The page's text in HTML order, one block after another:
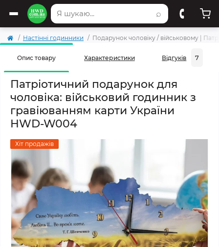
⌕
Настінні годинники Подарунок чоловіку / військовому |
Опис товару Характеристики Відгуків 7
Патріотичний подарунок для
чоловіка: військовий годинник з
гравіюванням карти України
HWD-W004
Хіт продажів